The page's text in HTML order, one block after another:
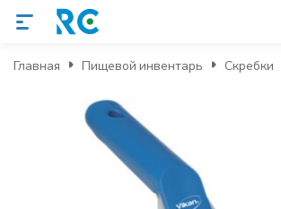
Главная Пищевой инвентарь Скребки